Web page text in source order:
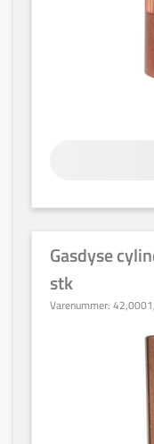
Gasdyse
stk
Varenummer: